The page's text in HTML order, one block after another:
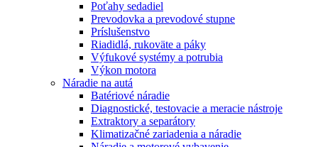
Poťahy sedadiel
Prevodovka a prevodové stupne
Príslušenstvo
Riadidlá, rukoväte a páky
Výfukové systémy a potrubia
Výkon motora
Náradie na autá
Batériové náradie
Diagnostické, testovacie a meracie nástroje
Extraktory a separátory
Klimatizačné zariadenia a náradie